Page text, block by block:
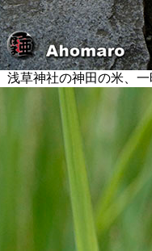
浅草神社の神田の米、一